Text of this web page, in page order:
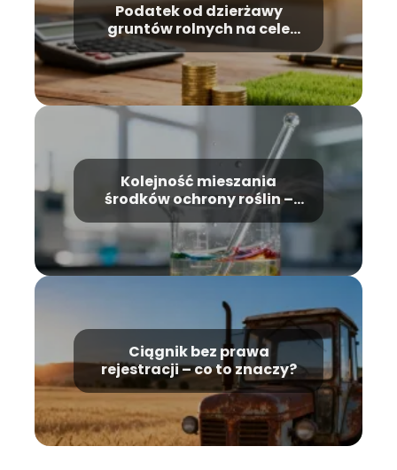
Podatek od dzierżawy
gruntów rolnych na cele
nierolnicze – zasady
Kolejność mieszania
środków ochrony roślin –
poradnik praktyczny
Ciągnik bez prawa
rejestracji – co to znaczy?